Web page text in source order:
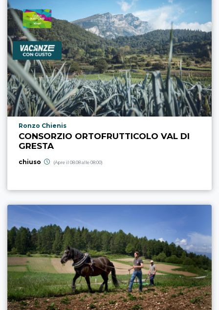
Località punto di interesse
Ronzo Chienis
CONSORZIO ORTOFRUTTICOLO VAL DI
GRESTA
chiuso (Apre il 08.08 alle 08:00)